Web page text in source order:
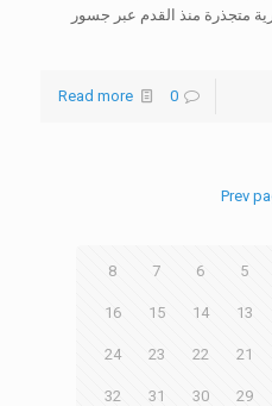
متجذرة منذ القدم عبر جسور
0
Read more
Prev
5
6
7
8
13
14
15
16
21
22
23
24
29
30
31
32